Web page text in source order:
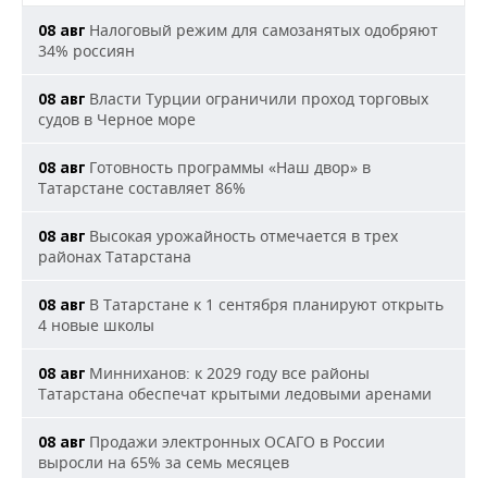
08 авг Налоговый режим для самозанятых одобряют
34% россиян
08 авг Власти Турции ограничили проход торговых
судов в Черное море
08 авг Готовность программы «Наш двор» в
Татарстане составляет 86%
08 авг Высокая урожайность отмечается в трех
районах Татарстана
08 авг В Татарстане к 1 сентября планируют открыть
4 новые школы
08 авг Минниханов: к 2029 году все районы
Татарстана обеспечат крытыми ледовыми аренами
08 авг Продажи электронных ОСАГО в России
выросли на 65% за семь месяцев